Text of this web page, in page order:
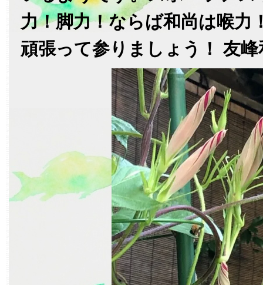
力！脚力！ならば和尚は喉力
頑張って参りましょう！ 友